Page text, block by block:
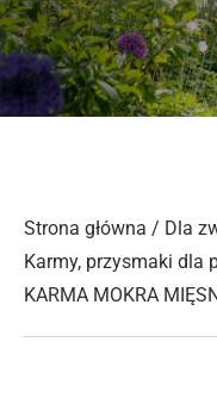
Strona główna / Dla
Karmy, przysmaki dla
KARMA MOKRA